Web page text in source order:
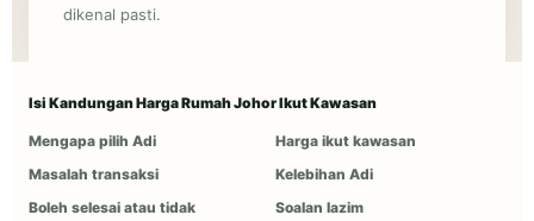
dikenal pasti.
Isi Kandungan Harga Rumah Johor Ikut Kawasan
Mengapa pilih Adi
Harga ikut kawasan
Masalah transaksi
Kelebihan Adi
Boleh selesai atau tidak
Soalan lazim